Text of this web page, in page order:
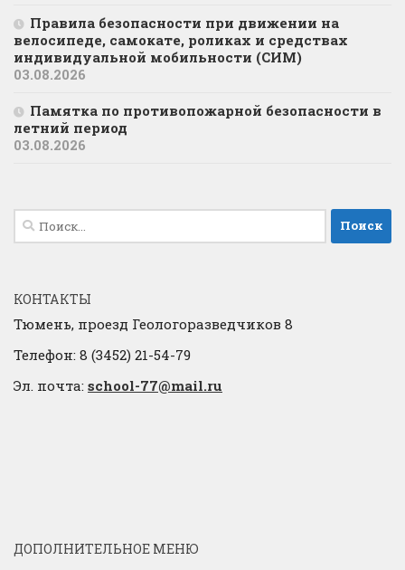
Правила безопасности при движении на
велосипеде, самокате, роликах и средствах
индивидуальной мобильности (СИМ)
03.08.2026
Памятка по противопожарной безопасности в
летний период
03.08.2026
Найти:
КОНТАКТЫ
Тюмень, проезд Геологоразведчиков 8
Телефон: 8 (3452) 21-54-79
Эл. почта: school-77@mail.ru
ДОПОЛНИТЕЛЬНОЕ МЕНЮ